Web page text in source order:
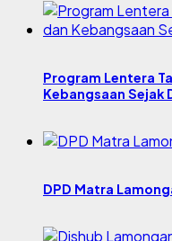
Program Lentera
Kebangsaan Sejak
DPD Matra